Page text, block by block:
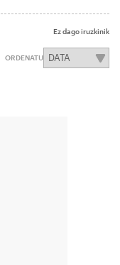
Ez dago iruzkinik
ORDENATU